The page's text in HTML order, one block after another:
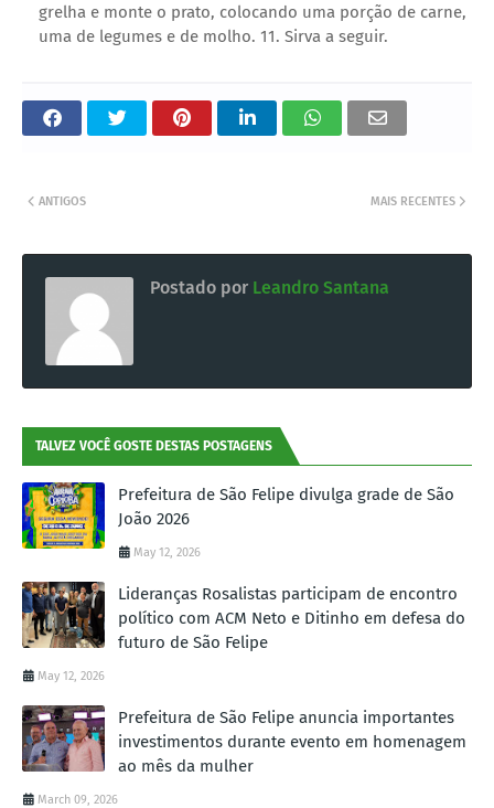
grelha e monte o prato, colocando uma porção de carne,
uma de legumes e de molho. 11. Sirva a seguir.
MAIS RECENTES
ANTIGOS
Postado por Leandro Santana
TALVEZ VOCÊ GOSTE DESTAS POSTAGENS
Prefeitura de São Felipe divulga grade de São
João 2026
May 12, 2026
Lideranças Rosalistas participam de encontro
político com ACM Neto e Ditinho em defesa do
futuro de São Felipe
May 12, 2026
Prefeitura de São Felipe anuncia importantes
investimentos durante evento em homenagem
ao mês da mulher
March 09, 2026